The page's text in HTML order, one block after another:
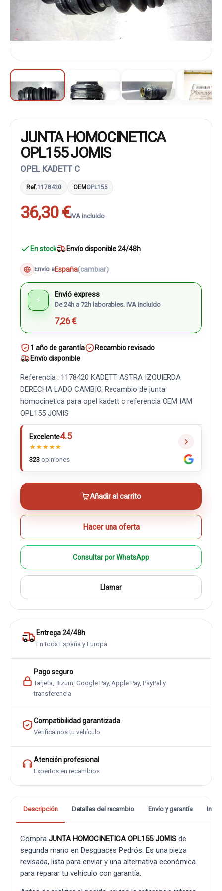
JUNTA HOMOCINETICA
OPL155 JOMIS
OPEL KADETT C
Ref.1178420 OEMOPL155
36,30 €IVA incluido
En stock Envío disponible 24/48h
Envío aEspaña(cambiar)
⚡
Envió express
De 24h a 72h laborables. IVA incluido
7,26 €
1 año de garantía
Recambio revisado
Envío disponible
Referencia : 1178420 KADETT ASTRA IZQUIERDA
DERECHA LADO CAMBIO. Recambio de junta
homocinetica para opel kadett c referencia OEM IAM
OPL155 JOMIS
Excelente4.5
★★★★★
323 opiniones
Añadir al carrito
Hacer una oferta
Consultar por WhatsApp
Llamar
Entrega 24/48h
En toda España y Europa
Pago seguro
Tarjeta, Bizum, Google Pay, Apple Pay, PayPal y
transferencia
Compatibilidad garantizada
Verificamos tu vehículo
Atención profesional
Expertos en recambios
Descripción Detalles del recambio Envío y garantía
Compra JUNTA HOMOCINETICA OPL155 JOMIS de
segunda mano en Desguaces Pedrós. Es una pieza
revisada, lista para enviar y una alternativa económica
para reparar tu vehículo con garantía.